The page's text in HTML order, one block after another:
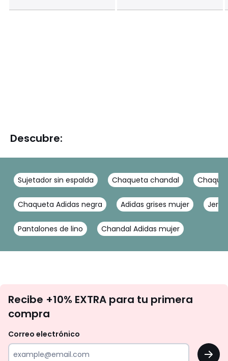
Descubre:
Sujetador sin espalda Chaqueta chandal
Chaqueta Adidas negra Adidas grises mujer
Pantalones de lino Chandal Adidas mujer
te
tu
Recibe +10% EXTRA para tu primera
compra
Correo electrónico
OK